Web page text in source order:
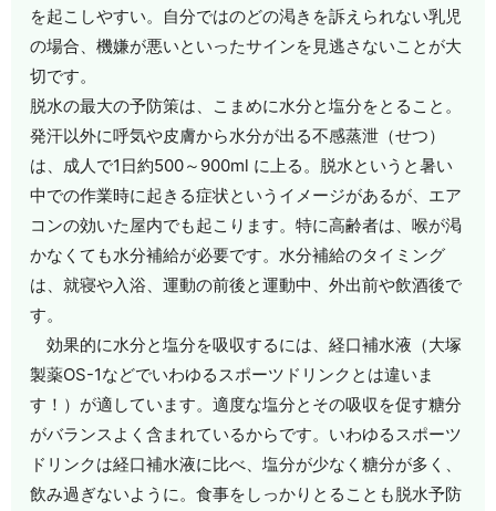
を起こしやすい。自分ではのどの渇きを訴えられない乳児
の場合、機嫌が悪いといったサインを見逃さないことが大
切です。
脱水の最大の予防策は、こまめに水分と塩分をとること。
発汗以外に呼気や皮膚から水分が出る不感蒸泄（せつ）
は、成人で1日約500～900ml に上る。脱水というと暑い
中での作業時に起きる症状というイメージがあるが、エア
コンの効いた屋内でも起こります。特に高齢者は、喉が渇
かなくても水分補給が必要です。水分補給のタイミング
は、就寝や入浴、運動の前後と運動中、外出前や飲酒後で
す。
効果的に水分と塩分を吸収するには、経口補水液（大塚
製薬OS-1などでいわゆるスポーツドリンクとは違いま
す！）が適しています。適度な塩分とその吸収を促す糖分
がバランスよく含まれているからです。いわゆるスポーツ
ドリンクは経口補水液に比べ、塩分が少なく糖分が多く、
飲み過ぎないように。食事をしっかりとることも脱水予防